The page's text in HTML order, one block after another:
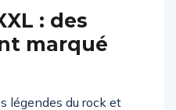
: des
marqué